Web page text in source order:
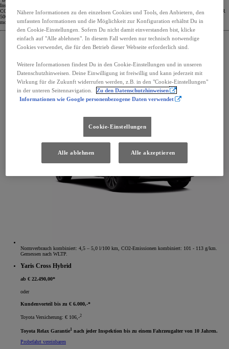
Insurance Management SE, Niederlassung Österreich Berechnungsbeispiel: Toyota Yaris Hybrid 116 Active,
CO2 Ausstoß 87 g/km; KW 68, 01.01.1966, 1010 Wien, Bonus/Malus Stufe 0, Vollkasko Selbstbehalt EUR
500,-- bei Reparatur in Ihrer Toyota Fachwerkstätte, Listenneupreis EUR 23.490,- Haftpflicht EUR 24,96,
motorbezogene VSt. EUR 10,08, Vollkasko EUR 68,76.
Normverbrauch kombiniert: 4,5 – 5,0 l/100 km, CO2-Emissionen kombiniert: 101 - 113 g/km.
Gemessen nach WLTP.
Yaris Cross Hybrid
ab € 22.490,00*
oder
Kundenvorteil bis zu € 6.000,-*
Toyota Versicherung: € 106,-2
Toyota Relax Garantie
nach jeder Inspektion bis zu einem Fahrzeugalter von 10 Jahren.
Probefahrt vereinbaren
Nähere Informationen zu den einzelnen Cookies und Tools, den Anbietern, den
umfassten Informationen und die Möglichkeit zur Konfiguration erhältst Du in
den Cookie-Einstellungen. Sofern Du nicht damit einverstanden bist, klicke
einfach auf "Alle ablehnen". In diesem Fall werden nur technisch notwendige
Cookies verwendet, die für den Betrieb dieser Webseite erforderlich sind.
Weitere Informationen findest Du in den Cookie-Einstellungen und in unseren
Datenschutzhinweisen. Deine Einwilligung ist freiwillig und kann jederzeit mit
Wirkung für die Zukunft widerrufen werden, z.B. in den "Cookie-Einstellungen"
in der unteren Seitennavigation.
Zu den Datenschutzhinweisen
Informationen wie Google personenbezogene Daten verwendet
Cookie-Einstellungen
Alle ablehnen Alle akzeptieren